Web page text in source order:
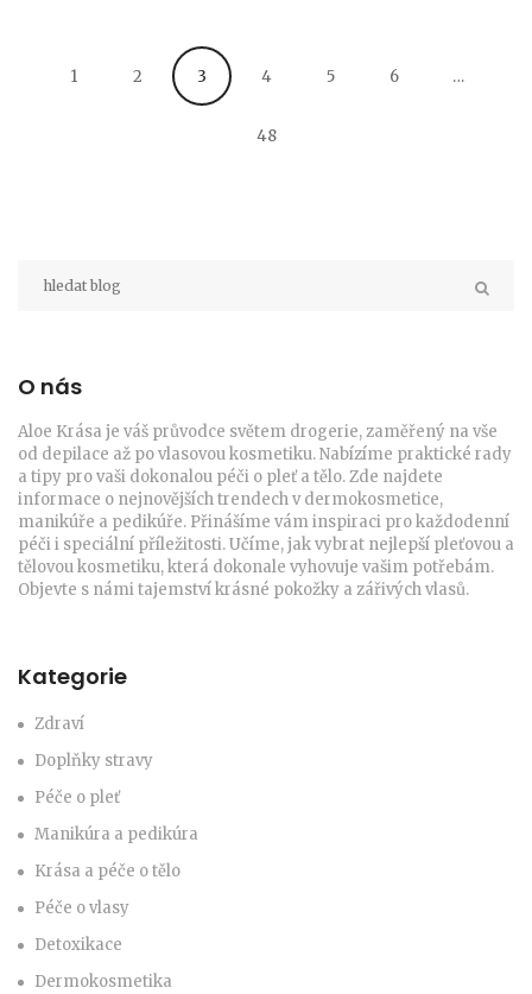
1 2 3 4 5 6 …
48
O nás
Aloe Krása je váš průvodce světem drogerie, zaměřený na vše
od depilace až po vlasovou kosmetiku. Nabízíme praktické rady
a tipy pro vaši dokonalou péči o pleť a tělo. Zde najdete
informace o nejnovějších trendech v dermokosmetice,
manikúře a pedikúře. Přinášíme vám inspiraci pro každodenní
péči i speciální příležitosti. Učíme, jak vybrat nejlepší pleťovou a
tělovou kosmetiku, která dokonale vyhovuje vašim potřebám.
Objevte s námi tajemství krásné pokožky a zářivých vlasů.
Kategorie
Zdraví
Doplňky stravy
Péče o pleť
Manikúra a pedikúra
Krása a péče o tělo
Péče o vlasy
Detoxikace
Dermokosmetika